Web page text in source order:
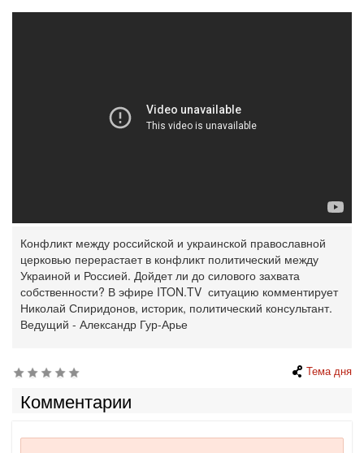
Конфликт между российской и украинской православной
церковью перерастает в конфликт политический между
Украиной и Россией. Дойдет ли до силового захвата
собственности? В эфире ITON.TV ситуацию комментирует
Николай Спиридонов, историк, политический консультант.
Ведущий - Александр Гур-Арье
Тема дня
Комментарии